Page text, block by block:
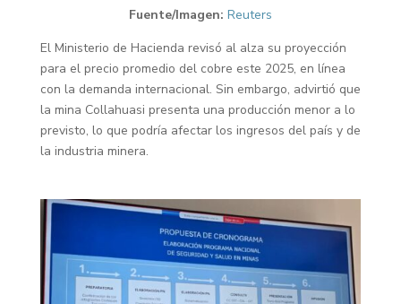
Fuente/Imagen: Reuters
El Ministerio de Hacienda revisó al alza su proyección
para el precio promedio del cobre este 2025, en línea
con la demanda internacional. Sin embargo, advirtió que
la mina Collahuasi presenta una producción menor a lo
previsto, lo que podría afectar los ingresos del país y de
la industria minera.